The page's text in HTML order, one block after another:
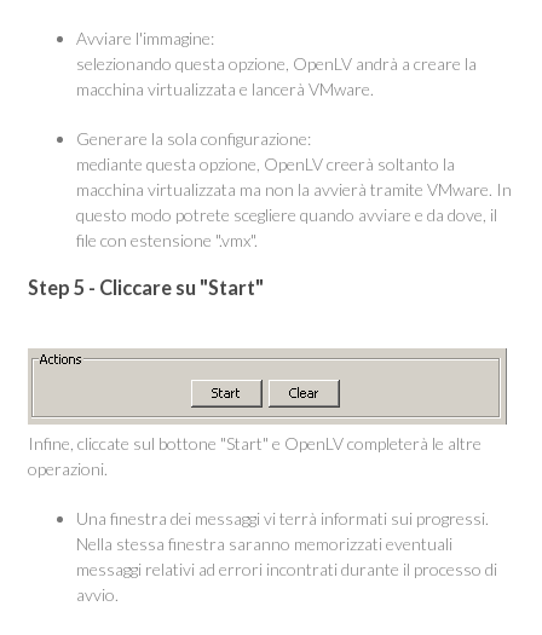
Avviare l'immagine:
selezionando questa opzione, OpenLV andrà a creare la
macchina virtualizzata e lancerà VMware.
Generare la sola configurazione:
mediante questa opzione, OpenLV creerà soltanto la
macchina virtualizzata ma non la avvierà tramite VMware. In
questo modo potrete scegliere quando avviare e da dove, il
file con estensione ".vmx".
Step 5 - Cliccare su "Start"
Infine, cliccate sul bottone "Start" e OpenLV completerà le altre
operazioni.
Una finestra dei messaggi vi terrà informati sui progressi.
Nella stessa finestra saranno memorizzati eventuali
messaggi relativi ad errori incontrati durante il processo di
avvio.